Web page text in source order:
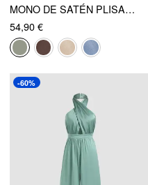
MONO DE SATÉN PLISADO CON NUDO Y PIERNA ANCHA
54,90 €
-60%